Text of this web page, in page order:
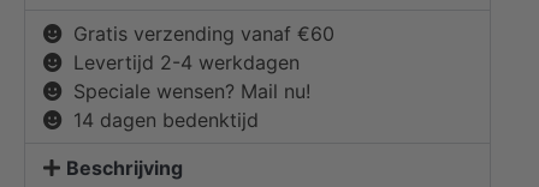
Gratis verzending vanaf €60
Levertijd 2-4 werkdagen
Speciale wensen? Mail nu!
14 dagen bedenktijd
Beschrijving